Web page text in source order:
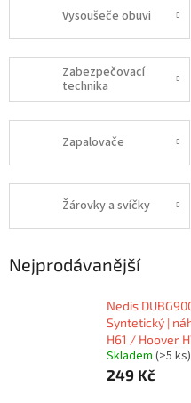
Vysoušeče obuvi
Zabezpečovací
technika
Zapalovače
Žárovky a svíčky
Nejprodávanější
Nedis
Syntetický |
H61 / Hoover
Skladem (>5 ks)
249 Kč